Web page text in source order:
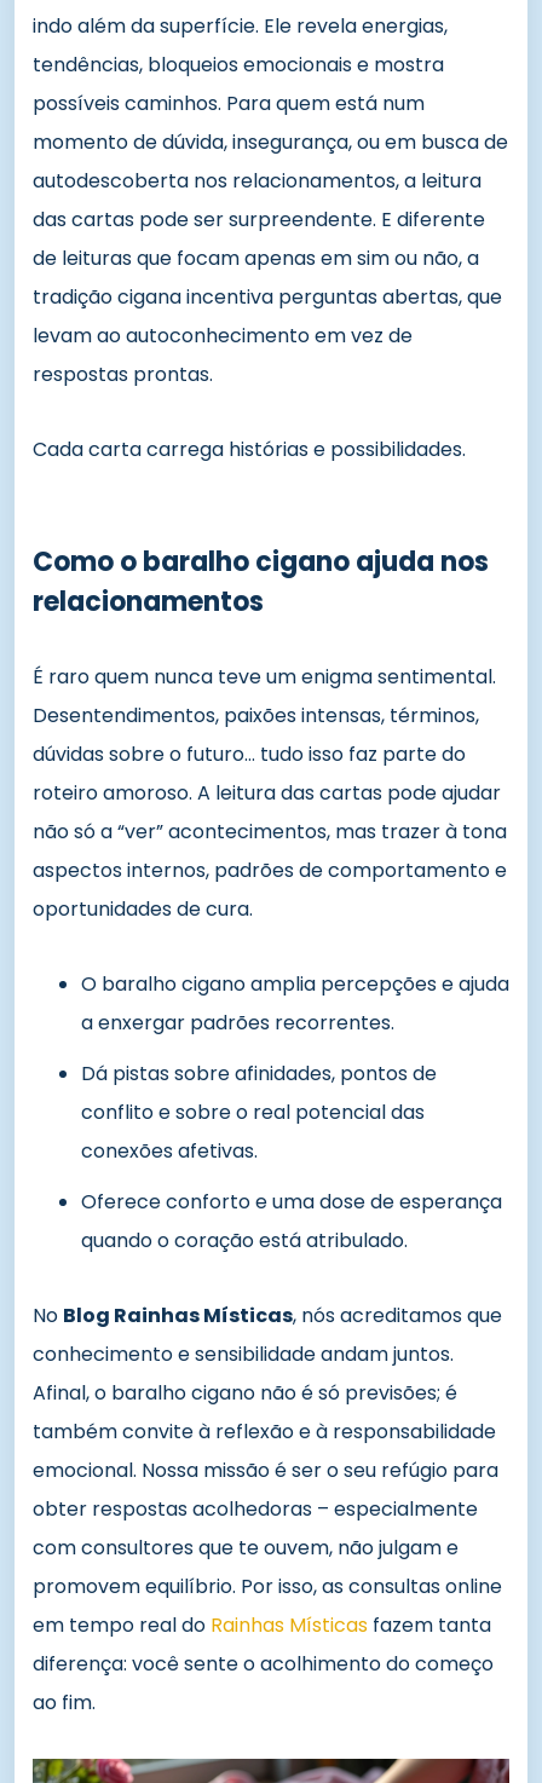
indo além da superfície. Ele revela energias,
tendências, bloqueios emocionais e mostra
possíveis caminhos. Para quem está num
momento de dúvida, insegurança, ou em busca de
autodescoberta nos relacionamentos, a leitura
das cartas pode ser surpreendente. E diferente
de leituras que focam apenas em sim ou não, a
tradição cigana incentiva perguntas abertas, que
levam ao autoconhecimento em vez de
respostas prontas.
Cada carta carrega histórias e possibilidades.
Como o baralho cigano ajuda nos
relacionamentos
É raro quem nunca teve um enigma sentimental.
Desentendimentos, paixões intensas, términos,
dúvidas sobre o futuro… tudo isso faz parte do
roteiro amoroso. A leitura das cartas pode ajudar
não só a “ver” acontecimentos, mas trazer à tona
aspectos internos, padrões de comportamento e
oportunidades de cura.
O baralho cigano amplia percepções e ajuda
a enxergar padrões recorrentes.
Dá pistas sobre afinidades, pontos de
conflito e sobre o real potencial das
conexões afetivas.
Oferece conforto e uma dose de esperança
quando o coração está atribulado.
No Blog Rainhas Místicas, nós acreditamos que
conhecimento e sensibilidade andam juntos.
Afinal, o baralho cigano não é só previsões; é
também convite à reflexão e à responsabilidade
emocional. Nossa missão é ser o seu refúgio para
obter respostas acolhedoras – especialmente
com consultores que te ouvem, não julgam e
promovem equilíbrio. Por isso, as consultas online
em tempo real do Rainhas Místicas fazem tanta
diferença: você sente o acolhimento do começo
ao fim.